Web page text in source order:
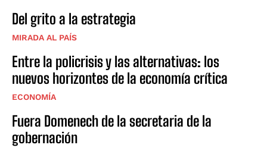
Del grito a la estrategia
MIRADA AL PAÍS
Entre la policrisis y las alternativas: los
nuevos horizontes de la economía crítica
ECONOMÍA
Fuera Domenech de la secretaria de la
gobernación